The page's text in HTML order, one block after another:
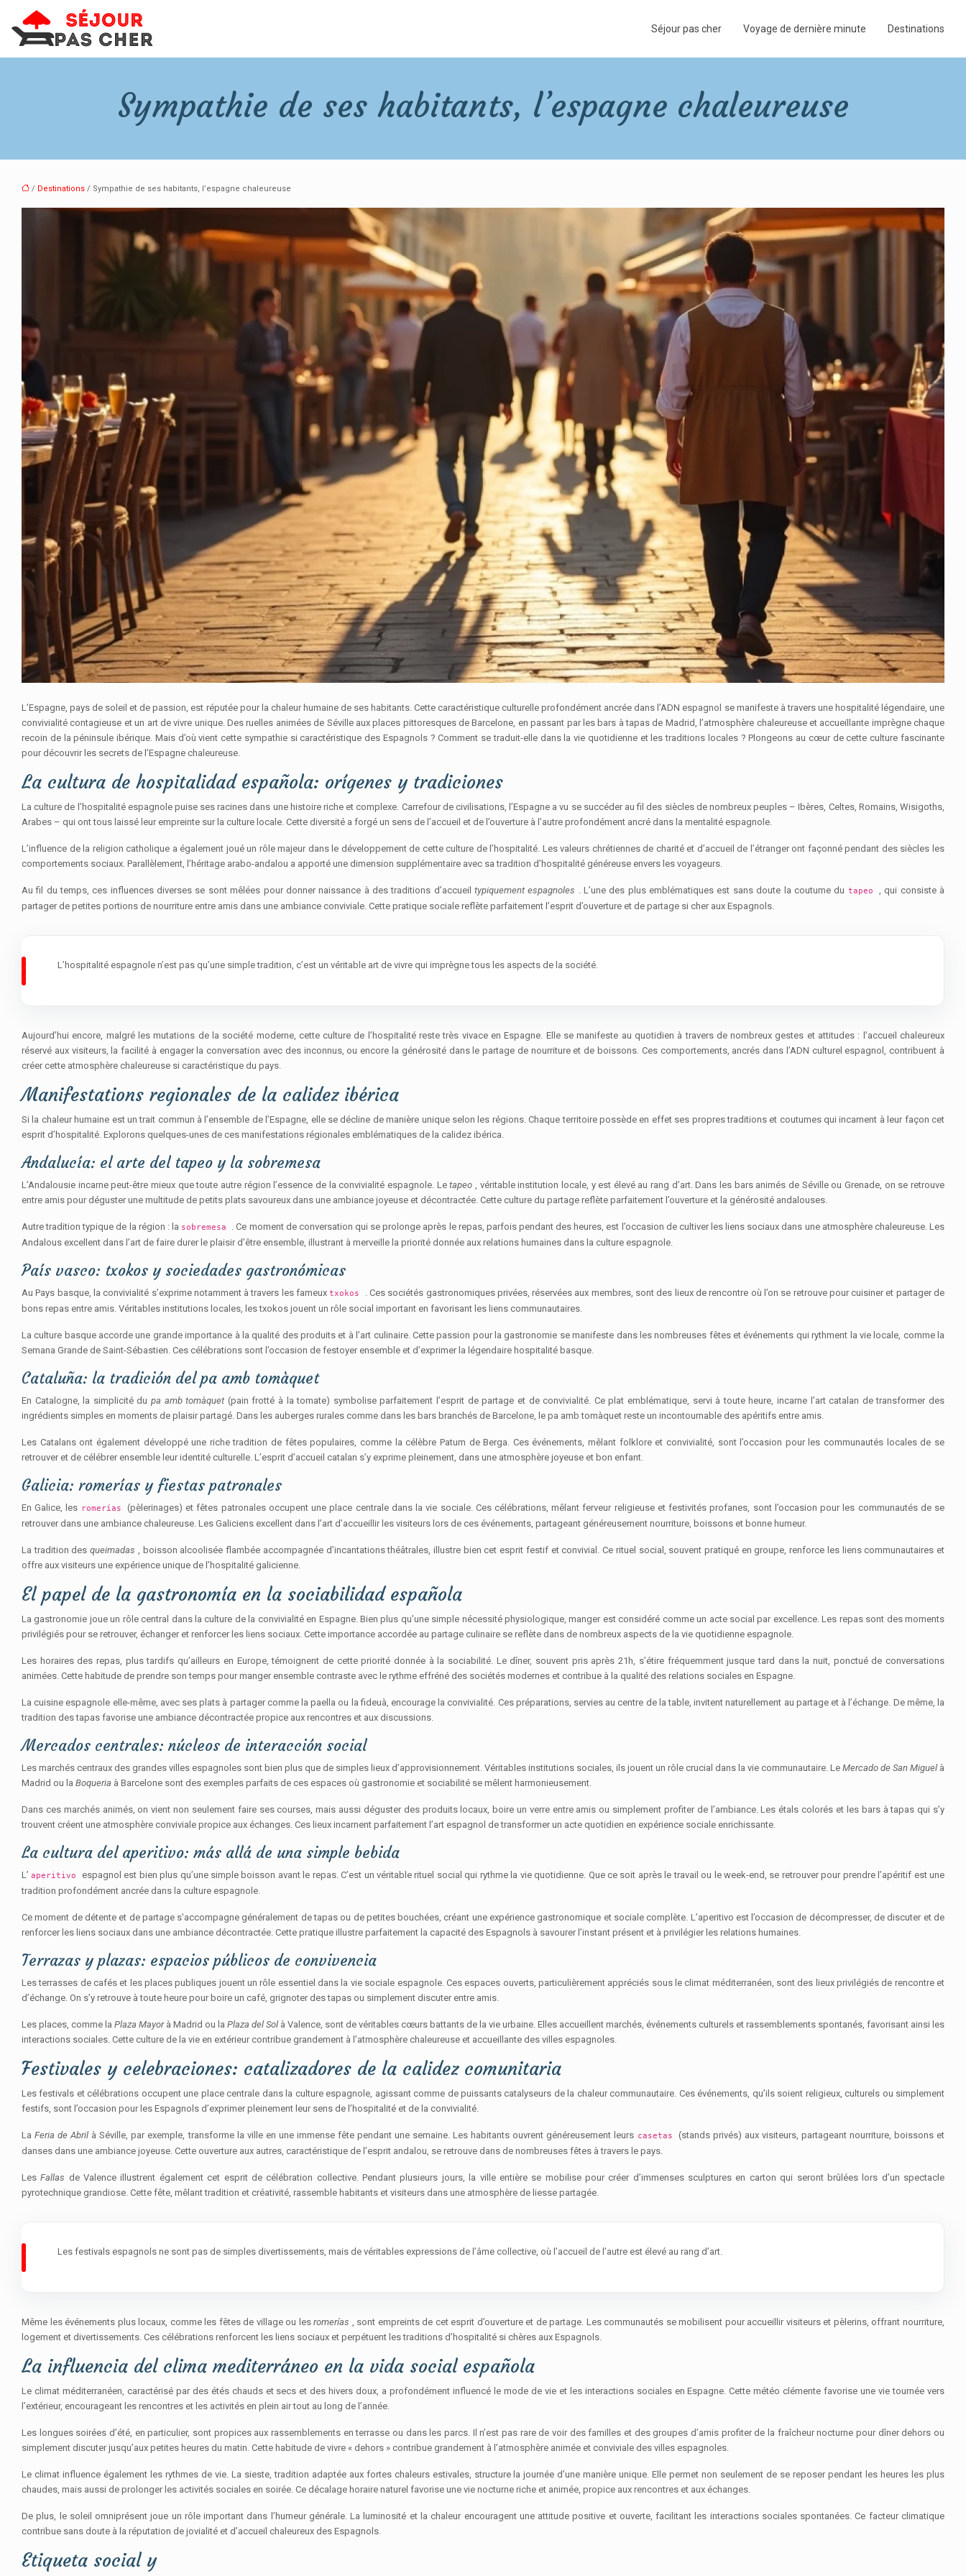
Séjour pas cher Voyage de dernière minute Destinations
Sympathie de ses habitants, l’espagne chaleureuse
/ Destinations / Sympathie de ses habitants, l’espagne chaleureuse
L’Espagne, pays de soleil et de passion, est réputée pour la chaleur humaine de ses habitants. Cette caractéristique culturelle profondément ancrée dans l’ADN espagnol se manifeste à travers une hospitalité légendaire, une
convivialité contagieuse et un art de vivre unique. Des ruelles animées de Séville aux places pittoresques de Barcelone, en passant par les bars à tapas de Madrid, l’atmosphère chaleureuse et accueillante imprègne chaque
recoin de la péninsule ibérique. Mais d’où vient cette sympathie si caractéristique des Espagnols ? Comment se traduit-elle dans la vie quotidienne et les traditions locales ? Plongeons au cœur de cette culture fascinante
pour découvrir les secrets de l’Espagne chaleureuse.
La cultura de hospitalidad española: orígenes y tradiciones
La culture de l’hospitalité espagnole puise ses racines dans une histoire riche et complexe. Carrefour de civilisations, l’Espagne a vu se succéder au fil des siècles de nombreux peuples – Ibères, Celtes, Romains, Wisigoths,
Arabes – qui ont tous laissé leur empreinte sur la culture locale. Cette diversité a forgé un sens de l’accueil et de l’ouverture à l’autre profondément ancré dans la mentalité espagnole.
L’influence de la religion catholique a également joué un rôle majeur dans le développement de cette culture de l’hospitalité. Les valeurs chrétiennes de charité et d’accueil de l’étranger ont façonné pendant des siècles les
comportements sociaux. Parallèlement, l’héritage arabo-andalou a apporté une dimension supplémentaire avec sa tradition d’hospitalité généreuse envers les voyageurs.
Au fil du temps, ces influences diverses se sont mêlées pour donner naissance à des traditions d’accueil typiquement espagnoles . L’une des plus emblématiques est sans doute la coutume du tapeo , qui consiste à
partager de petites portions de nourriture entre amis dans une ambiance conviviale. Cette pratique sociale reflète parfaitement l’esprit d’ouverture et de partage si cher aux Espagnols.
L’hospitalité espagnole n’est pas qu’une simple tradition, c’est un véritable art de vivre qui imprègne tous les aspects de la société.
Aujourd’hui encore, malgré les mutations de la société moderne, cette culture de l’hospitalité reste très vivace en Espagne. Elle se manifeste au quotidien à travers de nombreux gestes et attitudes : l’accueil chaleureux
réservé aux visiteurs, la facilité à engager la conversation avec des inconnus, ou encore la générosité dans le partage de nourriture et de boissons. Ces comportements, ancrés dans l’ADN culturel espagnol, contribuent à
créer cette atmosphère chaleureuse si caractéristique du pays.
Manifestations regionales de la calidez ibérica
Si la chaleur humaine est un trait commun à l’ensemble de l’Espagne, elle se décline de manière unique selon les régions. Chaque territoire possède en effet ses propres traditions et coutumes qui incarnent à leur façon cet
esprit d’hospitalité. Explorons quelques-unes de ces manifestations régionales emblématiques de la calidez ibérica.
Andalucía: el arte del tapeo y la sobremesa
L’Andalousie incarne peut-être mieux que toute autre région l’essence de la convivialité espagnole. Letapeo , véritable institution locale, y est élevé au rang d’art. Dans les bars animés de Séville ou Grenade, on se retrouve
entre amis pour déguster une multitude de petits plats savoureux dans une ambiance joyeuse et décontractée. Cette culture du partage reflète parfaitement l’ouverture et la générosité andalouses.
Autre tradition typique de la région : la sobremesa . Ce moment de conversation qui se prolonge après le repas, parfois pendant des heures, est l’occasion de cultiver les liens sociaux dans une atmosphère chaleureuse. Les
Andalous excellent dans l’art de faire durer le plaisir d’être ensemble, illustrant à merveille la priorité donnée aux relations humaines dans la culture espagnole.
País vasco: txokos y sociedades gastronómicas
Au Pays basque, la convivialité s’exprime notamment à travers les fameuxtxokos . Ces sociétés gastronomiques privées, réservées aux membres, sont des lieux de rencontre où l’on se retrouve pour cuisiner et partager de
bons repas entre amis. Véritables institutions locales, les txokos jouent un rôle social important en favorisant les liens communautaires.
La culture basque accorde une grande importance à la qualité des produits et à l’art culinaire. Cette passion pour la gastronomie se manifeste dans les nombreuses fêtes et événements qui rythment la vie locale, comme la
Semana Grande de Saint-Sébastien. Ces célébrations sont l’occasion de festoyer ensemble et d’exprimer la légendaire hospitalité basque.
Cataluña: la tradición del pa amb tomàquet
En Catalogne, la simplicité dupa amb tomàquet (pain frotté à la tomate) symbolise parfaitement l’esprit de partage et de convivialité. Ce plat emblématique, servi à toute heure, incarne l’art catalan de transformer des
ingrédients simples en moments de plaisir partagé. Dans les auberges rurales comme dans les bars branchés de Barcelone, le pa amb tomàquet reste un incontournable des apéritifs entre amis.
Les Catalans ont également développé une riche tradition de fêtes populaires, comme la célèbre Patum de Berga. Ces événements, mêlant folklore et convivialité, sont l’occasion pour les communautés locales de se
retrouver et de célébrer ensemble leur identité culturelle. L’esprit d’accueil catalan s’y exprime pleinement, dans une atmosphère joyeuse et bon enfant.
Galicia: romerías y fiestas patronales
En Galice, les romerías (pèlerinages) et fêtes patronales occupent une place centrale dans la vie sociale. Ces célébrations, mêlant ferveur religieuse et festivités profanes, sont l’occasion pour les communautés de se
retrouver dans une ambiance chaleureuse. Les Galiciens excellent dans l’art d’accueillir les visiteurs lors de ces événements, partageant généreusement nourriture, boissons et bonne humeur.
La tradition desqueimadas , boisson alcoolisée flambée accompagnée d’incantations théâtrales, illustre bien cet esprit festif et convivial. Ce rituel social, souvent pratiqué en groupe, renforce les liens communautaires et
offre aux visiteurs une expérience unique de l’hospitalité galicienne.
El papel de la gastronomía en la sociabilidad española
La gastronomie joue un rôle central dans la culture de la convivialité en Espagne. Bien plus qu’une simple nécessité physiologique, manger est considéré comme un acte social par excellence. Les repas sont des moments
privilégiés pour se retrouver, échanger et renforcer les liens sociaux. Cette importance accordée au partage culinaire se reflète dans de nombreux aspects de la vie quotidienne espagnole.
Les horaires des repas, plus tardifs qu’ailleurs en Europe, témoignent de cette priorité donnée à la sociabilité. Le dîner, souvent pris après 21h, s’étire fréquemment jusque tard dans la nuit, ponctué de conversations
animées. Cette habitude de prendre son temps pour manger ensemble contraste avec le rythme effréné des sociétés modernes et contribue à la qualité des relations sociales en Espagne.
La cuisine espagnole elle-même, avec ses plats à partager comme la paella ou la fideuà, encourage la convivialité. Ces préparations, servies au centre de la table, invitent naturellement au partage et à l’échange. De même, la
tradition des tapas favorise une ambiance décontractée propice aux rencontres et aux discussions.
Mercados centrales: núcleos de interacción social
Les marchés centraux des grandes villes espagnoles sont bien plus que de simples lieux d’approvisionnement. Véritables institutions sociales, ils jouent un rôle crucial dans la vie communautaire. Le Mercado de San Miguel à
Madrid ou la Boqueria à Barcelone sont des exemples parfaits de ces espaces où gastronomie et sociabilité se mêlent harmonieusement.
Dans ces marchés animés, on vient non seulement faire ses courses, mais aussi déguster des produits locaux, boire un verre entre amis ou simplement profiter de l’ambiance. Les étals colorés et les bars à tapas qui s’y
trouvent créent une atmosphère conviviale propice aux échanges. Ces lieux incarnent parfaitement l’art espagnol de transformer un acte quotidien en expérience sociale enrichissante.
La cultura del aperitivo: más allá de una simple bebida
L’aperitivo espagnol est bien plus qu’une simple boisson avant le repas. C’est un véritable rituel social qui rythme la vie quotidienne. Que ce soit après le travail ou le week-end, se retrouver pour prendre l’apéritif est une
tradition profondément ancrée dans la culture espagnole.
Ce moment de détente et de partage s’accompagne généralement de tapas ou de petites bouchées, créant une expérience gastronomique et sociale complète. L’aperitivo est l’occasion de décompresser, de discuter et de
renforcer les liens sociaux dans une ambiance décontractée. Cette pratique illustre parfaitement la capacité des Espagnols à savourer l’instant présent et à privilégier les relations humaines.
Terrazas y plazas: espacios públicos de convivencia
Les terrasses de cafés et les places publiques jouent un rôle essentiel dans la vie sociale espagnole. Ces espaces ouverts, particulièrement appréciés sous le climat méditerranéen, sont des lieux privilégiés de rencontre et
d’échange. On s’y retrouve à toute heure pour boire un café, grignoter des tapas ou simplement discuter entre amis.
Les places, comme la Plaza Mayor à Madrid ou la Plaza del Sol à Valence, sont de véritables cœurs battants de la vie urbaine. Elles accueillent marchés, événements culturels et rassemblements spontanés, favorisant ainsi les
interactions sociales. Cette culture de la vie en extérieur contribue grandement à l’atmosphère chaleureuse et accueillante des villes espagnoles.
Festivales y celebraciones: catalizadores de la calidez comunitaria
Les festivals et célébrations occupent une place centrale dans la culture espagnole, agissant comme de puissants catalyseurs de la chaleur communautaire. Ces événements, qu’ils soient religieux, culturels ou simplement
festifs, sont l’occasion pour les Espagnols d’exprimer pleinement leur sens de l’hospitalité et de la convivialité.
LaFeria de Abril à Séville, par exemple, transforme la ville en une immense fête pendant une semaine. Les habitants ouvrent généreusement leurs casetas (stands privés) aux visiteurs, partageant nourriture, boissons et
danses dans une ambiance joyeuse. Cette ouverture aux autres, caractéristique de l’esprit andalou, se retrouve dans de nombreuses fêtes à travers le pays.
LesFallas de Valence illustrent également cet esprit de célébration collective. Pendant plusieurs jours, la ville entière se mobilise pour créer d’immenses sculptures en carton qui seront brûlées lors d’un spectacle
pyrotechnique grandiose. Cette fête, mêlant tradition et créativité, rassemble habitants et visiteurs dans une atmosphère de liesse partagée.
Les festivals espagnols ne sont pas de simples divertissements, mais de véritables expressions de l’âme collective, où l’accueil de l’autre est élevé au rang d’art.
Même les événements plus locaux, comme les fêtes de village ou lesromerías , sont empreints de cet esprit d’ouverture et de partage. Les communautés se mobilisent pour accueillir visiteurs et pèlerins, offrant nourriture,
logement et divertissements. Ces célébrations renforcent les liens sociaux et perpétuent les traditions d’hospitalité si chères aux Espagnols.
La influencia del clima mediterráneo en la vida social española
Le climat méditerranéen, caractérisé par des étés chauds et secs et des hivers doux, a profondément influencé le mode de vie et les interactions sociales en Espagne. Cette météo clémente favorise une vie tournée vers
l’extérieur, encourageant les rencontres et les activités en plein air tout au long de l’année.
Les longues soirées d’été, en particulier, sont propices aux rassemblements en terrasse ou dans les parcs. Il n’est pas rare de voir des familles et des groupes d’amis profiter de la fraîcheur nocturne pour dîner dehors ou
simplement discuter jusqu’aux petites heures du matin. Cette habitude de vivre « dehors » contribue grandement à l’atmosphère animée et conviviale des villes espagnoles.
Le climat influence également les rythmes de vie. La sieste, tradition adaptée aux fortes chaleurs estivales, structure la journée d’une manière unique. Elle permet non seulement de se reposer pendant les heures les plus
chaudes, mais aussi de prolonger les activités sociales en soirée. Ce décalage horaire naturel favorise une vie nocturne riche et animée, propice aux rencontres et aux échanges.
De plus, le soleil omniprésent joue un rôle important dans l’humeur générale. La luminosité et la chaleur encouragent une attitude positive et ouverte, facilitant les interactions sociales spontanées. Ce facteur climatique
contribue sans doute à la réputation de jovialité et d’accueil chaleureux des Espagnols.
Etiqueta social y